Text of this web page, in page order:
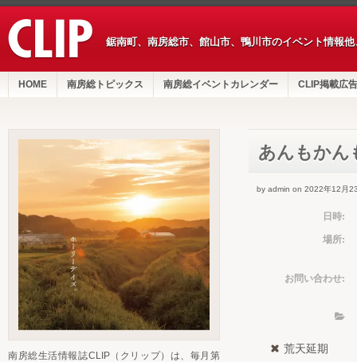
鋸南町、南房総市、館山市、鴨川市のイベント情報
HOME 南房総トピックス 南房総イベントカレンダー CLIP掲載広告
あんもかん
by admin on 2022年12月
日時:
場所:
お問い合わせ:
荒天延期
南房総生活情報誌CLIP（クリップ）は、毎月第